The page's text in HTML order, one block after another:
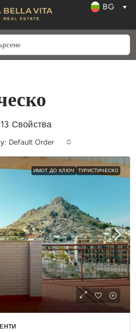
BG
13 Свойства
Default Order
ИМОТ ДО КЛЮЧ ТУРИСТИЧЕСКО